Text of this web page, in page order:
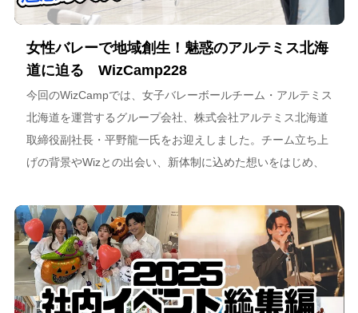
女性バレーで地域創生！魅惑のアルテミス北海
道に迫る WizCamp228
今回のWizCampでは、女子バレーボールチーム・アルテミス
北海道を運営するグループ会社、株式会社アルテミス北海道
取締役副社長・平野龍一氏をお迎えしました。チーム立ち上
げの背景やWizとの出会い、新体制に込めた想いをはじめ、
海道が描く今後のビジョンについて語っています。